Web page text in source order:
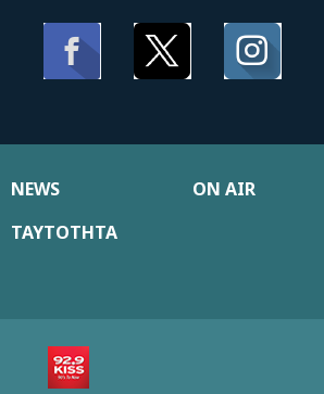
NEWS ON AIR
ΤΑΥΤΟΤΗΤΑ